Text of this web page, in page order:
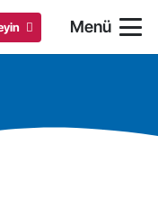
Menü